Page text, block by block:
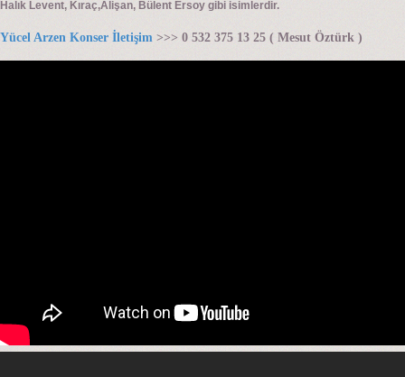
Halık Levent, Kıraç,Alişan, Bülent Ersoy gibi isimlerdir.
Yücel Arzen Konser İletişim >>> 0 532 375 13 25 ( Mesut Öztürk )